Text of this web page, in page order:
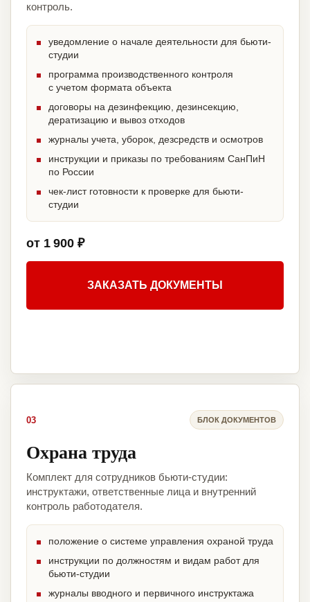
контроль.
уведомление о начале деятельности для бьюти-
студии
программа производственного контроля
с учетом формата объекта
договоры на дезинфекцию, дезинсекцию,
дератизацию и вывоз отходов
журналы учета, уборок, дезсредств и осмотров
инструкции и приказы по требованиям СанПиН
по России
чек-лист готовности к проверке для бьюти-
студии
от 1 900 ₽
ЗАКАЗАТЬ ДОКУМЕНТЫ
03 БЛОК ДОКУМЕНТОВ
Охрана труда
Комплект для сотрудников бьюти-студии:
инструктажи, ответственные лица и внутренний
контроль работодателя.
положение о системе управления охраной труда
инструкции по должностям и видам работ для
бьюти-студии
журналы вводного и первичного инструктажа